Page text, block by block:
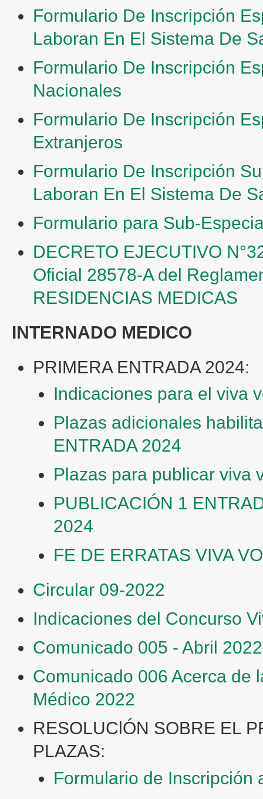
Formulario De Inscripción
Laboran En El Sistema De
Formulario De Inscripción
Nacionales
Formulario De Inscripción
Extranjeros
Formulario De Inscripción
Laboran En El Sistema De
Formulario para Sub-
DECRETO EJECUTIVO
Oficial 28578-A del
RESIDENCIAS MEDICAS
INTERNADO MEDICO
PRIMERA ENTRADA 2024:
Indicaciones para el viva
Plazas adicionales
ENTRADA 2024
Plazas para publicar viva
PUBLICACIÓN 1
2024
FE DE ERRATAS VIVA
Circular 09-2022
Indicaciones del Concurso
Comunicado 005 - Abril 2022
Comunicado 006 Acerca de
Médico 2022
RESOLUClÓN SOBRE EL
PLAZAS:
Formulario de Inscripción